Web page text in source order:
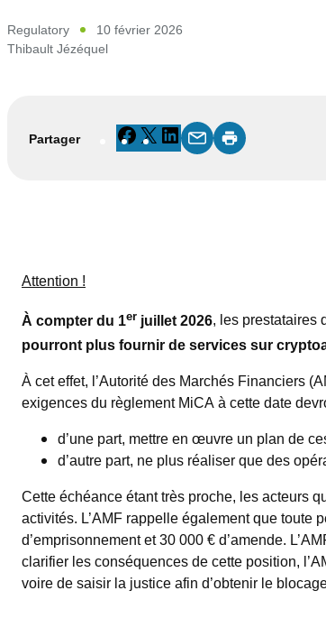
Regulatory
10 février 2026
Thibault Jézéquel
Partager Facebook
X LinkedIn
Attention !
À compter du 1er juillet 2026, les prestataires
pourront plus fournir de services sur
À cet effet, l’Autorité des Marchés Financiers
exigences du règlement MiCA à cette date
d’une part, mettre en œuvre un plan de
d’autre part, ne plus réaliser que des
Cette échéance étant très proche, les acteurs
activités. L’AMF rappelle également que toute
d’emprisonnement et 30 000 € d’amende.
clarifier les conséquences de cette position,
voire de saisir la justice afin d’obtenir le